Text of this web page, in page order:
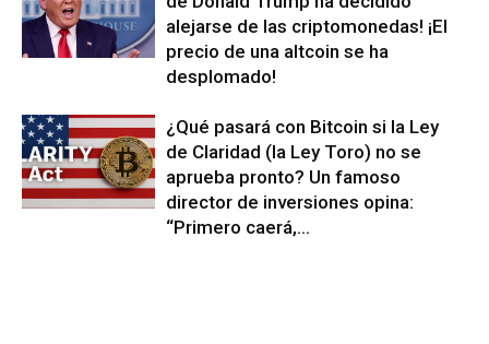
alejarse de las criptomonedas! ¡El
precio de una altcoin se ha
desplomado!
¿Qué pasará con Bitcoin si la Ley
de Claridad (la Ley Toro) no se
aprueba pronto? Un famoso
director de inversiones opina:
“Primero caerá,...